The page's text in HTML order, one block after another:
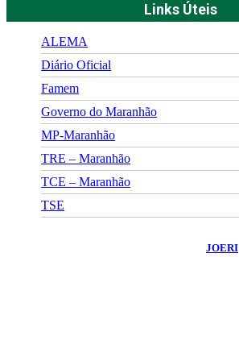
Links Úteis
ALEMA
Diário Oficial
Famem
Governo do Maranhão
MP-Maranhão
TRE – Maranhão
TCE – Maranhão
TSE
JOERI